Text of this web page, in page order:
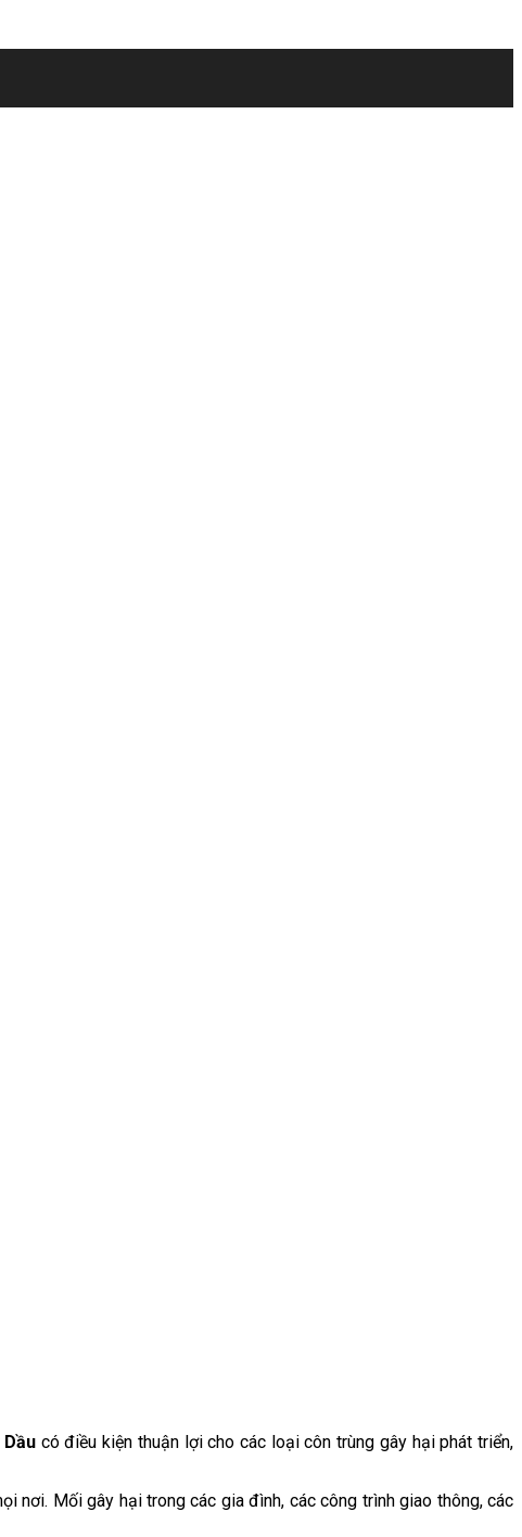
Dầucó điều kiện thuận lợi cho các loại côn trùng gây hại phát triển,
nơi. Mối gây hại trong các gia đình, các công trình giao thông, các